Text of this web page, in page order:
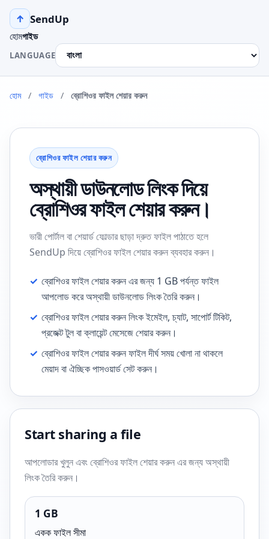
↑ SendUp
হোমগাইড
LANGUAGE
হোম / গাইড / ব্রোশিওর ফাইল শেয়ার করুন
ব্রোশিওর ফাইল শেয়ার করুন
অস্থায়ী ডাউনলোড লিংক দিয়ে
ব্রোশিওর ফাইল শেয়ার করুন।
ভারী পোর্টাল বা শেয়ার্ড ফোল্ডার ছাড়া দ্রুত ফাইল পাঠাতে হলে
SendUp দিয়ে ব্রোশিওর ফাইল শেয়ার করুন ব্যবহার করুন।
✓ ব্রোশিওর ফাইল শেয়ার করুন এর জন্য 1 GB পর্যন্ত ফাইল
আপলোড করে অস্থায়ী ডাউনলোড লিংক তৈরি করুন।
✓ ব্রোশিওর ফাইল শেয়ার করুন লিংক ইমেইল, চ্যাট, সাপোর্ট টিকিট,
প্রজেক্ট টুল বা ক্লায়েন্ট মেসেজে শেয়ার করুন।
✓ ব্রোশিওর ফাইল শেয়ার করুন ফাইল দীর্ঘ সময় খোলা না থাকলে
মেয়াদ বা ঐচ্ছিক পাসওয়ার্ড সেট করুন।
Start sharing a file
আপলোডার খুলুন এবং ব্রোশিওর ফাইল শেয়ার করুন এর জন্য অস্থায়ী
লিংক তৈরি করুন।
1 GB
একক ফাইল সীমা